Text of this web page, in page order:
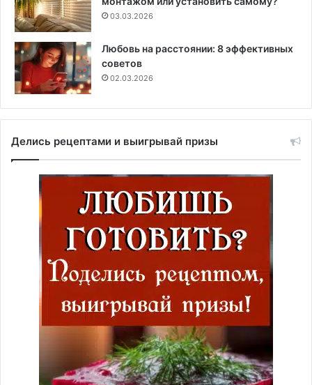
03.03.2026
Любовь на расстоянии: 8 эффективных
советов
02.03.2026
Делись рецептами и выигрывай призы